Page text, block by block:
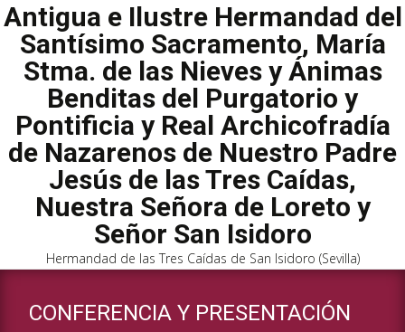
Antigua e Ilustre Hermandad del
Santísimo Sacramento, María
Stma. de las Nieves y Ánimas
Benditas del Purgatorio y
Pontificia y Real Archicofradía
de Nazarenos de Nuestro Padre
Jesús de las Tres Caídas,
Nuestra Señora de Loreto y
Señor San Isidoro
Hermandad de las Tres Caídas de San Isidoro (Sevilla)
CONFERENCIA Y PRESENTACIÓN